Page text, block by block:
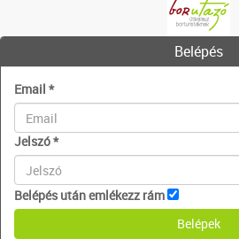
Belépés
Email *
Jelszó*
Belépés után emlékezz rám